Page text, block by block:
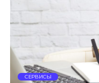
СЕРВИСЫ